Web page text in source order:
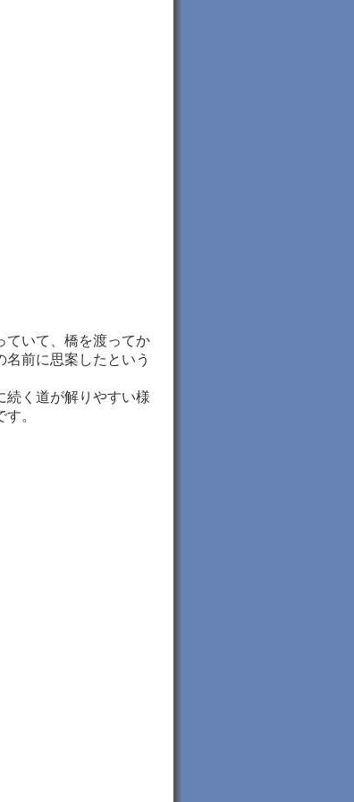
ていて、橋を渡ってか
前に思案したという
続く道が解りやすい様
。